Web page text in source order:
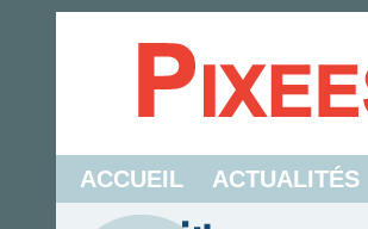
ACCUEIL ACTUALITÉS